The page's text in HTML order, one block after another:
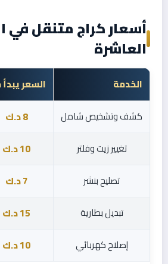
أسعار كراج متنقل في
العاشرة
الخدمة السعر
كشف وتشخيص شامل
8 د.ك
تغيير زيت وفلتر
10 د.ك
تصليح بنشر
7 د.ك
تبديل بطارية
15 د.ك
إصلاح كهربائي
10 د.ك